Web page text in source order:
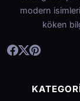
modern
köken